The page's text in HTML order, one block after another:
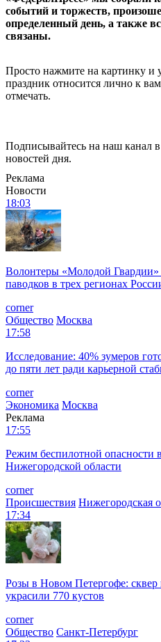
событий и торжеств,
определенный день, а также
связаны.
Просто нажмите на картинку и
праздник относится лично к
отмечать.
Подписывайтесь на наш канал в
новостей дня.
Реклама
Новости
18:03
Волонтеры «Молодой Гвардии»
паводков в трех регионах
corner
Общество Москва
17:58
Исследование: 40% зумеров
до пяти лет ради карьерной
corner
Экономика Москва
Реклама
17:55
Режим беспилотной опасности
Нижегородской области
corner
Происшествия Нижегородская
17:34
Розы в Новом Петергофе:
украсили 770 кустов
corner
Общество Санкт-Петербург